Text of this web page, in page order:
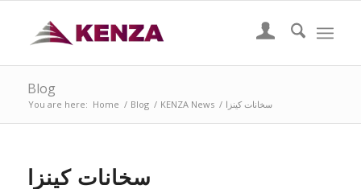
Blog
You are here: Home / Blog / KENZA News / سخانات كينزا
سخانات كينزا